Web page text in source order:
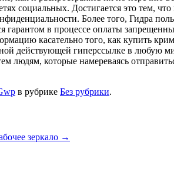
социальных. Достигается это тем,
Более того, Гидра
гарантом в процессе оплаты
касательно того, как купить
действующей гиперссылке в любую
людям, которые намереваясь
в рубрике Без рубрики.
зеркало →